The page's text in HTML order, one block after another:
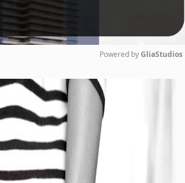
Mute
Powered by GliaStudios